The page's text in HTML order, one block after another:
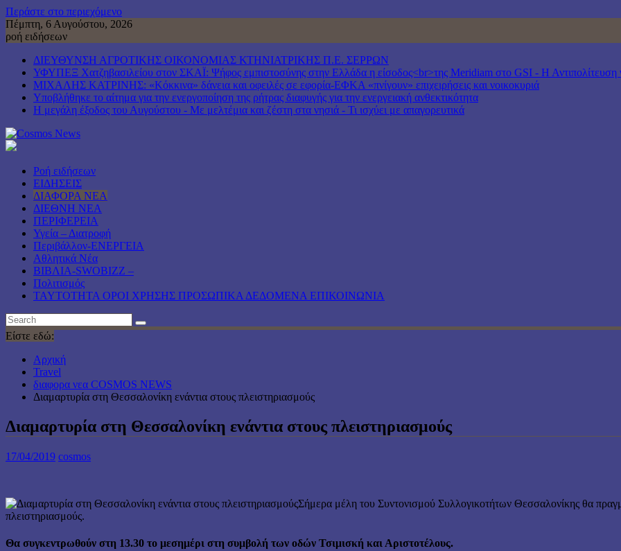
Περάστε στο περιεχόμενο
Πέμπτη, 6 Αυγούστου, 2026
ροή ειδήσεων
ΔΙΕΥΘΥΝΣΗ ΑΓΡΟΤΙΚΗΣ ΟΙΚΟΝΟΜΙΑΣ ΚΤΗΝΙΑΤΡΙΚΗΣ Π.Ε. ΣΕΡΡΩΝ
ΥΦΥΠΕΞ Χατζηβασιλείου στον ΣΚΑΪ: Ψήφος εμπιστοσύνης στην Ελλάδα η είσοδος<br>της Meridiam στο GSI - Η Αντιπολίτευση
ΜΙΧΑΛΗΣ ΚΑΤΡΙΝΗΣ: «Κόκκινα» δάνεια και οφειλές σε εφορία-ΕΦΚΑ «πνίγουν» επιχειρήσεις και νοικοκυριά
Υποβλήθηκε το αίτημα για την ενεργοποίηση της ρήτρας διαφυγής για την ενεργειακή ανθεκτικότητα
Η μεγάλη έξοδος του Αυγούστου - Με μελτέμια και ζέστη στα νησιά - Τι ισχύει με απαγορευτικά
Ροή ειδήσεων
ΕΙΔΗΣΕΙΣ
ΔΙΑΦΟΡΑ ΝΕΑ
ΔΙΕΘΝΗ ΝΕΑ
ΠΕΡΙΦΕΡΕΙΑ
Υγεία – Διατροφή
Περιβάλλον-ΕΝΕΡΓΕΙΑ
Αθλητικά Νέα
ΒΙΒΛΙΑ-SWOBIZZ –
Πολιτισμός
TAYTOTHTA ΟΡΟΙ ΧΡΗΣΗΣ ΠΡΟΣΩΠΙΚΑ ΔΕΔΟΜΕΝΑ ΕΠΙΚΟΙΝΩΝΙΑ
Είστε εδώ:
Αρχική
Travel
διαφορα νεα COSMOS NEWS
Διαμαρτυρία στη Θεσσαλονίκη ενάντια στους πλειστηριασμούς
Διαμαρτυρία στη Θεσσαλονίκη ενάντια στους πλειστηριασμούς
17/04/2019 cosmos
Σήμερα μέλη του Συντονισμού Συλλογικοτήτων Θεσσαλονίκης θα
πλειστηριασμούς.
Θα συγκεντρωθούν στη 13.30 το μεσημέρι στη συμβολή των οδών Τσιμισκή και Αριστοτέλους.